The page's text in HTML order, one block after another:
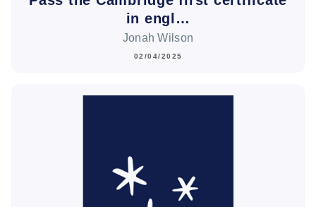
in engl…
Jonah Wilson
02/04/2025